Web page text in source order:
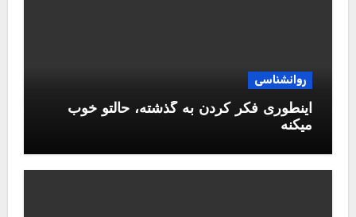
روانشناسی
اینطوری فکر کردن به گذشته، حالتو خوب
میکنه